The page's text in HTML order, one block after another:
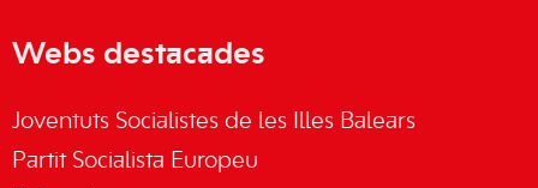
Webs destacades
Joventuts Socialistes de les Illes Balears
Partit Socialista Europeu